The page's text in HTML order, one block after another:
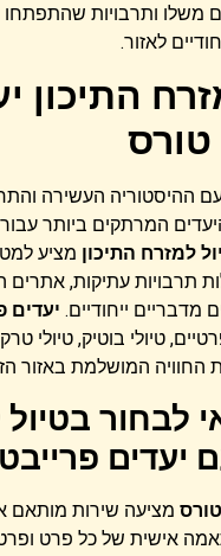
משלו ותרבויות שהתפתחו
לאזור.
התיכון
טורס
ההיסטוריה העשירה
המרתקים ביותר
למזרח התיכון מציע
תרבויות עתיקות, אתרים
מדבריים ייחודיים. יעדים
טיולי בוטיק, טיולי
החוויה המושלמת באזור
לבחור
יעדים
מציעה שירות מותאם
אישית של כל פרט ופרט